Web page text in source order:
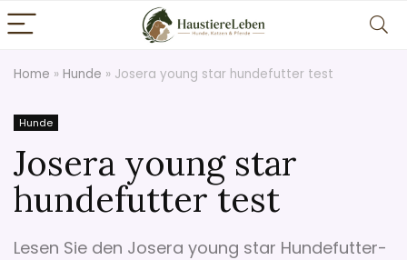
Home » Hunde » Josera young star hundefutter test
Hunde
Josera young star
hundefutter test
Lesen Sie den Josera young star Hundefutter-